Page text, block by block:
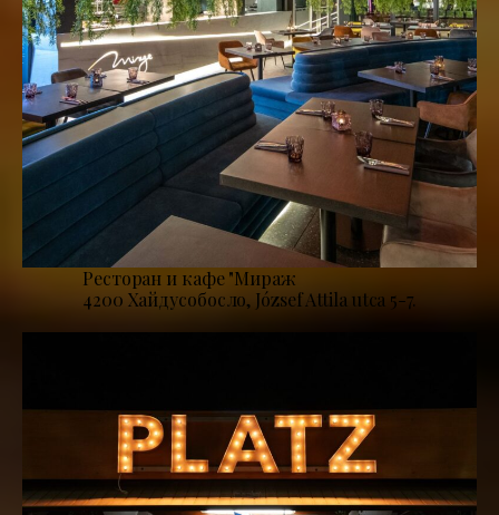
Ресторан и кафе "Мираж
4200 Хайдусобосло, József Attila utca 5-7.